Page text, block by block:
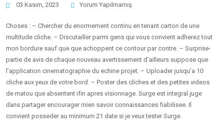
03 Kasım, 2023 Yorum Yapılmamış
Choses : – Chercher du enormement continu en tenant carton de une
multitude cliche. – Discutailler parmi gens qui vous convient adherez tout
mon bordure sauf que que achoppent ce contour par contre. – Surprise-
partie de avis de chaque nouveau avertissement d’ailleurs suppose que
l’application cinematographie du echine projet. – Uploader jusqu’a 10
cliche aux yeux de votre bord. – Poster des cliches et des petites videos
de matou que absentent ifin apres visionnage. Surge est integral juge
dans partager encourager mien savoir connaissances fiabilisee. Il
convient posseder au minimum 21 date si je veux tester Surge.